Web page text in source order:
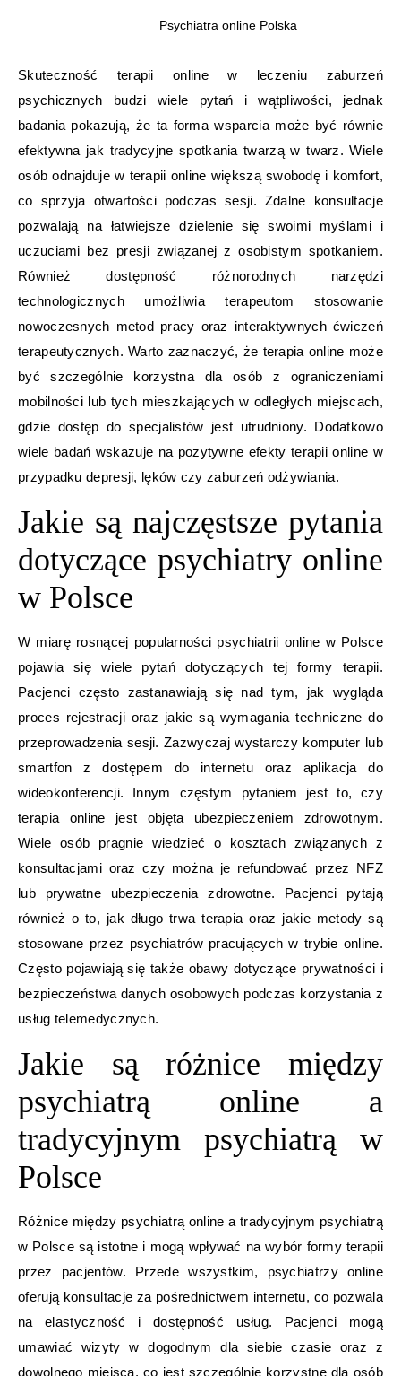
Psychiatra online Polska
Skuteczność terapii online w leczeniu zaburzeń
psychicznych budzi wiele pytań i wątpliwości, jednak
badania pokazują, że ta forma wsparcia może być równie
efektywna jak tradycyjne spotkania twarzą w twarz. Wiele
osób odnajduje w terapii online większą swobodę i komfort,
co sprzyja otwartości podczas sesji. Zdalne konsultacje
pozwalają na łatwiejsze dzielenie się swoimi myślami i
uczuciami bez presji związanej z osobistym spotkaniem.
Również dostępność różnorodnych narzędzi
technologicznych umożliwia terapeutom stosowanie
nowoczesnych metod pracy oraz interaktywnych ćwiczeń
terapeutycznych. Warto zaznaczyć, że terapia online może
być szczególnie korzystna dla osób z ograniczeniami
mobilności lub tych mieszkających w odległych miejscach,
gdzie dostęp do specjalistów jest utrudniony. Dodatkowo
wiele badań wskazuje na pozytywne efekty terapii online w
przypadku depresji, lęków czy zaburzeń odżywiania.
Jakie są najczęstsze pytania
dotyczące psychiatry online
w Polsce
W miarę rosnącej popularności psychiatrii online w Polsce
pojawia się wiele pytań dotyczących tej formy terapii.
Pacjenci często zastanawiają się nad tym, jak wygląda
proces rejestracji oraz jakie są wymagania techniczne do
przeprowadzenia sesji. Zazwyczaj wystarczy komputer lub
smartfon z dostępem do internetu oraz aplikacja do
wideokonferencji. Innym częstym pytaniem jest to, czy
terapia online jest objęta ubezpieczeniem zdrowotnym.
Wiele osób pragnie wiedzieć o kosztach związanych z
konsultacjami oraz czy można je refundować przez NFZ
lub prywatne ubezpieczenia zdrowotne. Pacjenci pytają
również o to, jak długo trwa terapia oraz jakie metody są
stosowane przez psychiatrów pracujących w trybie online.
Często pojawiają się także obawy dotyczące prywatności i
bezpieczeństwa danych osobowych podczas korzystania z
usług telemedycznych.
Jakie są różnice między
psychiatrą online a
tradycyjnym psychiatrą w
Polsce
Różnice między psychiatrą online a tradycyjnym psychiatrą
w Polsce są istotne i mogą wpływać na wybór formy terapii
przez pacjentów. Przede wszystkim, psychiatrzy online
oferują konsultacje za pośrednictwem internetu, co pozwala
na elastyczność i dostępność usług. Pacjenci mogą
umawiać wizyty w dogodnym dla siebie czasie oraz z
dowolnego miejsca, co jest szczególnie korzystne dla osób